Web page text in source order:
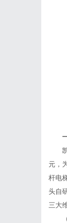
一
凯
元，
杆电
头自
三大
（